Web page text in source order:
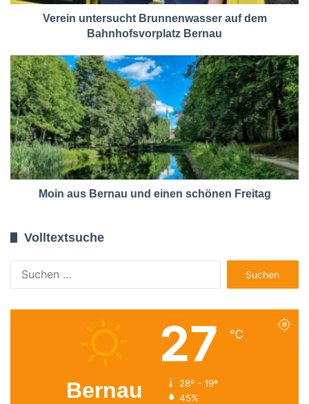
Verein untersucht Brunnenwasser auf dem
Bahnhofsvorplatz Bernau
Moin aus Bernau und einen schönen Freitag
Volltextsuche
nach:
Bernau
27 ℃
28º - 19º
45%